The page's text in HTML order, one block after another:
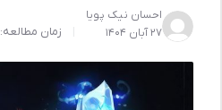
احسان نیک پویا
۲۷ آبان ۱۴۰۴
زمان مطالعه: 3 دقیقه